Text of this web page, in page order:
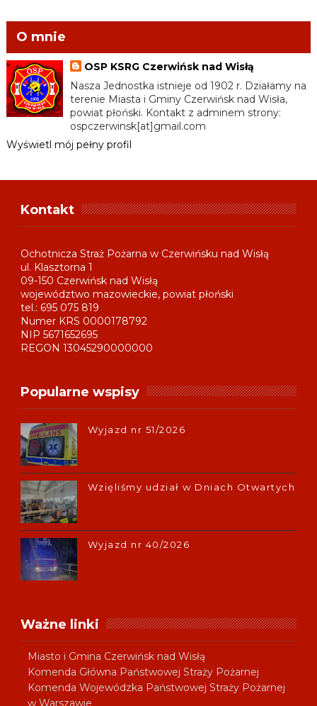
O mnie
OSP KSRG Czerwińsk nad Wisłą
Nasza Jednostka istnieje od 1902 r. Działamy na
terenie Miasta i Gminy Czerwińsk nad Wisła,
powiat płoński. Kontakt z adminem strony:
ospczerwinsk[at]gmail.com
Wyświetl mój pełny profil
Kontakt
Ochotnicza Straż Pożarna w Czerwińsku nad Wisłą
ul. Klasztorna 1
09-150 Czerwińsk nad Wisłą
województwo mazowieckie, powiat płoński
tel.: 695 075 819
Numer KRS 0000178792
NIP 5671652695
REGON 13045290000000
Popularne wspisy
Wyjazd nr 51/2026
Wzięliśmy udział w Dniach Otwartych
Wyjazd nr 40/2026
Ważne linki
Miasto i Gmina Czerwińsk nad Wisłą
Komenda Główna Państwowej Straży Pożarnej
Komenda Wojewódzka Państwowej Straży Pożarnej
w Warszawie